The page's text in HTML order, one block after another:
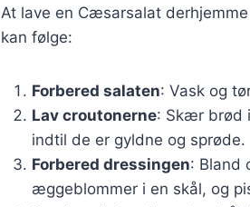
At lave en Cæsarsalat
kan følge:
Forbered salaten: Vask og
Lav croutonerne: Skær brød
indtil de er gyldne og sprøde.
Forbered dressingen: Bland
æggeblommer i en skål, og